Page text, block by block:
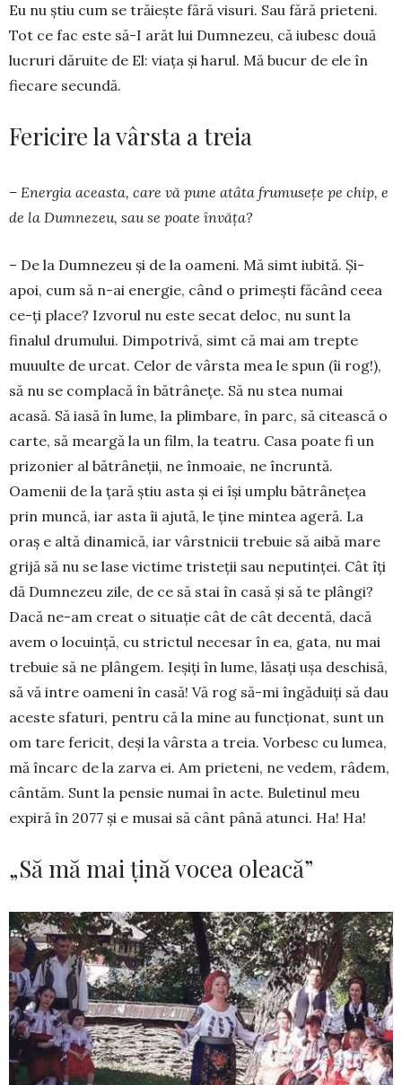
Eu nu ştiu cum se tră­­ieşte fără visuri. Sau fără prieteni.
Tot ce fac este să-I arăt lui Dumnezeu, că iubesc două
lucruri dăruite de El: viaţa şi harul. Mă bucur de ele în
fiecare secundă.
Fericire la vârsta a treia
– Energia aceasta, care vă pune atâta fru­musețe pe chip, e
de la Dumnezeu, sau se poate învăța?
– De la Dumnezeu şi de la oameni. Mă simt iubită. Și-
apoi, cum să n-ai energie, când o pri­meşti făcând ceea
ce-ţi place? Izvorul nu este secat deloc, nu sunt la
finalul drumului. Dimpotrivă, simt că mai am trepte
muuulte de urcat. Celor de vârsta mea le spun (îi rog!),
să nu se com­placă în bătrâneţe. Să nu stea numai
acasă. Să iasă în lume, la plimbare, în parc, să citească o
carte, să meargă la un film, la teatru. Casa poate fi un
prizo­nier al bă­trâneţii, ne înmoaie, ne încruntă.
Oamenii de la ţară știu asta şi ei îşi umplu bătrâneţea
prin muncă, iar asta îi ajută, le ţine mintea ageră. La
oraş e altă dinamică, iar vârstnicii trebuie să aibă mare
grijă să nu se lase victime tristeţii sau neputinţei. Cât îţi
dă Dumnezeu zile, de ce să stai în casă şi să te plângi?
Dacă ne-am creat o situaţie cât de cât decentă, dacă
avem o locuinţă, cu strictul necesar în ea, gata, nu mai
trebuie să ne plângem. Ieşiţi în lume, lăsaţi uşa deschisă,
să vă intre oameni în casă! Vă rog să-mi îngăduiţi să dau
aceste sfaturi, pentru că la mine au funcţionat, sunt un
om tare fe­ricit, deşi la vârsta a treia. Vorbesc cu lu­mea,
mă încarc de la zarva ei. Am prie­teni, ne vedem, râdem,
cân­tăm. Sunt la pen­sie nu­mai în acte. Buletinul meu
expiră în 2077 şi e musai să cânt până atunci. Ha! Ha!
„Să mă mai țină vocea oleacă”